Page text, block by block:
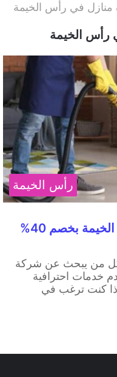
في رأس الخيمة
رأس الخيمة
رأس الخيمة
شركة تنظيف منازل في رأس الخيمة بخصم 40%
لكل من يبحث عن شركة
خدمات احترافية
كنت ترغب في